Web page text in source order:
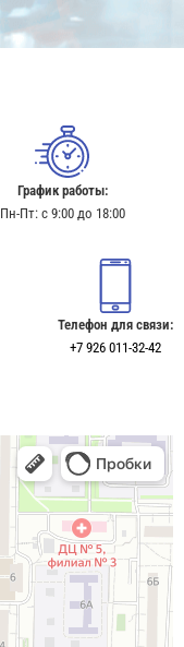
График работы:
Пн-Пт: с 9:00 до 18:00
Телефон для связи:
+7 926 011-32-42